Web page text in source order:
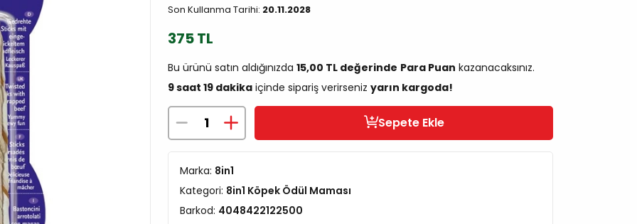
Son Kullanma Tarihi: 20.11.2028
375 TL
Bu ürünü satın aldığınızda 15,00 TL değerinde Para Puan kazanacaksınız.
9 saat 19 dakika içinde sipariş verirseniz yarın kargoda!
Sepete Ekle
Marka: 8in1
Kategori: 8in1 Köpek Ödül Maması
Barkod: 4048422122500